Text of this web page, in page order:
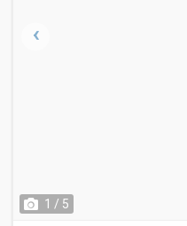
1 / 5